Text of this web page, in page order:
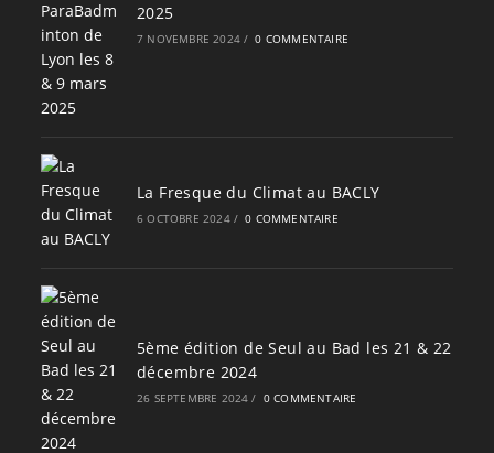
2025
7 NOVEMBRE 2024 / 0 COMMENTAIRE
La Fresque du Climat au BACLY
6 OCTOBRE 2024 / 0 COMMENTAIRE
5ème édition de Seul au Bad les 21 & 22
décembre 2024
26 SEPTEMBRE 2024 / 0 COMMENTAIRE